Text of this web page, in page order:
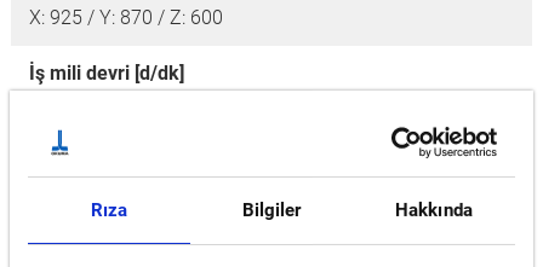
Rıza Bilgiler Hakkında
X: 925 / Y: 870 / Z: 600
İş mili devri [d/dk]
ATC
Yerleşim alanı [mm]